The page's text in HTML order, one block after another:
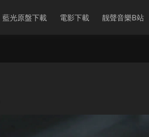
藍光原盤下載 電影下載 靓聲音樂B站